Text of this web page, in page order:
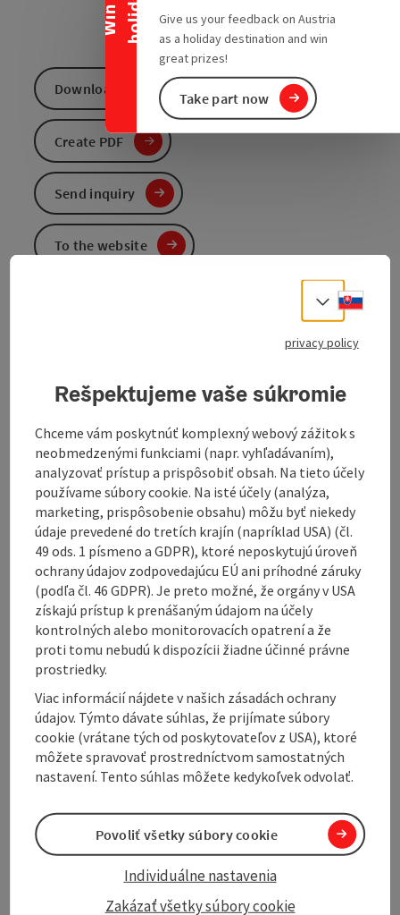
W
i
n
a
h
o
l
i
d
a y
Give us your feedback on Austria
as a holiday destination and win
great prizes!
Take part now
information: Bitte beachten Sie den
Hinweis
Enjoy the world of hills on the Kefermarkter Runde.
The ideal starting point is the car park at the sports
field, as there are also parking facilities here.
Drive to the Gratzlbrücke bridge and then turn right
towards Neumarkt. After approx. 1.5 km on Lasberger
Straße, turn right towards Pernau. Here you follow
the road to Lest for approx. 3.5 km with a slight
ascent. Here you have a marvellous view of
Kefermarkt and Weinberg Castle. When you reach the
B125, please take care when crossing the road. To
avoid having to ride on the main road, ride ...
Tour and route information
Download GPS data
Create PDF
Send inquiry
To the website
Select
privacy policy
Rešpektujeme vaše súkromie
Chceme vám poskytnúť komplexný webový zážitok s
neobmedzenými funkciami (napr. vyhľadávaním),
analyzovať prístup a prispôsobiť obsah. Na tieto účely
používame súbory cookie. Na isté účely (analýza,
marketing, prispôsobenie obsahu) môžu byť niekedy
údaje prevedené do tretích krajín (napríklad USA) (čl.
49 ods. 1 písmeno a GDPR), ktoré neposkytujú úroveň
ochrany údajov zodpovedajúcu EÚ ani príhodné záruky
(podľa čl. 46 GDPR). Je preto možné, že orgány v USA
získajú prístup k prenášaným údajom na účely
kontrolných alebo monitorovacích opatrení a že
proti tomu nebudú k dispozícii žiadne účinné právne
prostriedky.
Viac informácií nájdete v našich zásadách ochrany
údajov. Týmto dávate súhlas, že prijímate súbory
cookie (vrátane tých od poskytovateľov z USA), ktoré
môžete spravovať prostredníctvom samostatných
nastavení. Tento súhlas môžete kedykoľvek odvolať.
Zakázať všetky súbory cookie
Individuálne nastavenia
Povoliť všetky súbory cookie